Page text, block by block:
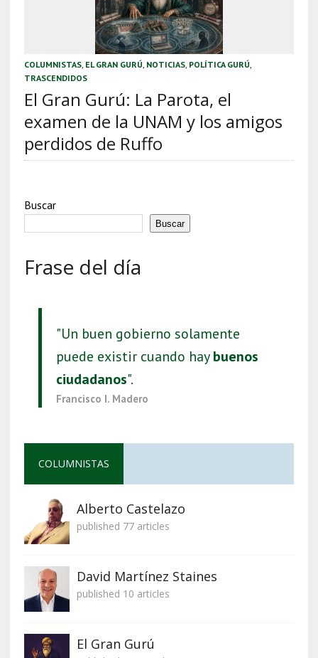
COLUMNISTAS, EL GRAN GURÚ, NOTICIAS, POLÍTICA GURÚ,
TRASCENDIDOS
El Gran Gurú: La Parota, el
examen de la UNAM y los amigos
perdidos de Ruffo
Buscar
Buscar
Frase del día
"Un buen gobierno solamente
puede existir cuando haybuenos
ciudadanos".
Francisco I. Madero
COLUMNISTAS
Alberto Castelazo
published 77 articles
David Martínez Staines
published 10 articles
El Gran Gurú